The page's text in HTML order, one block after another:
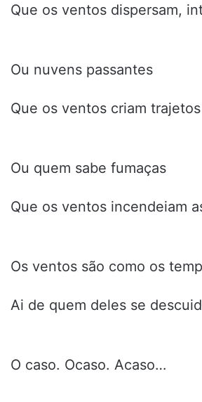
Que os ventos dispersam,
Ou nuvens passantes
Que os ventos criam
Ou quem sabe fumaças
Que os ventos incendeiam
Os ventos são como os
Ai de quem deles se
O caso. Ocaso. Acaso…